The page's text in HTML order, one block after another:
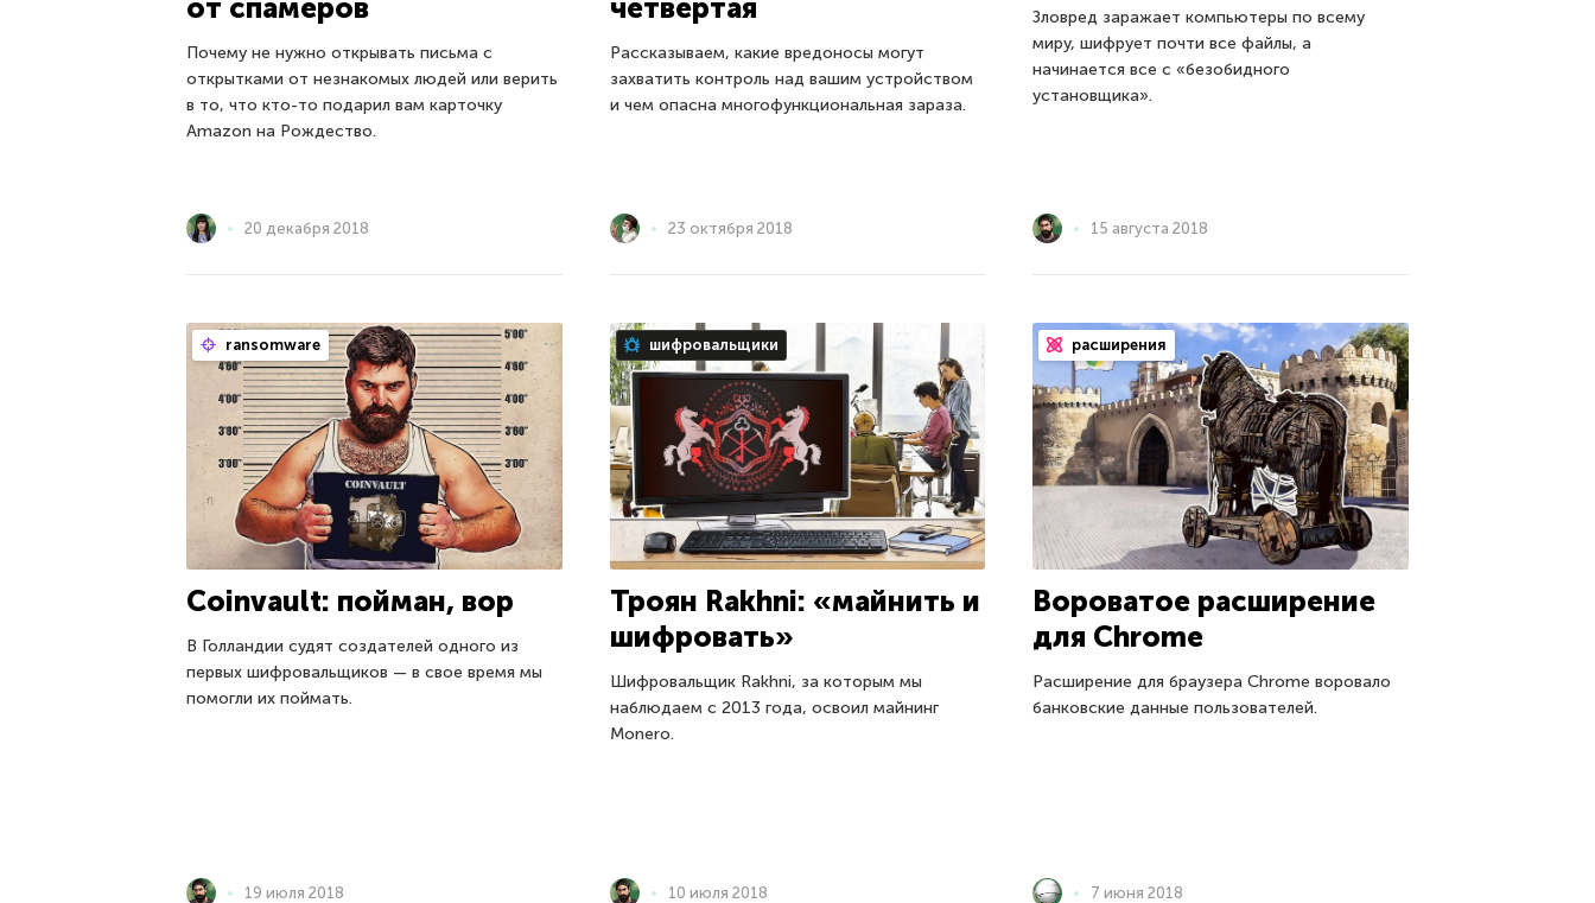
от спамеров
Почему не нужно открывать письма с
открытками от незнакомых людей или верить
в то, что кто-то подарил вам карточку
Amazon на Рождество.
20 декабря 2018
четвертая
Рассказываем, какие вредоносы могут
захватить контроль над вашим устройством
и чем опасна многофункциональная зараза.
23 октября 2018
Зловред заражает компьютеры по всему
миру, шифрует почти все файлы, а
начинается все с «безобидного
установщика».
15 августа 2018
ransomware
Coinvault: пойман, вор
В Голландии судят создателей одного из
первых шифровальщиков — в свое время мы
помогли их поймать.
19 июля 2018
шифровальщики
Троян Rakhni: «майнить и
шифровать»
Шифровальщик Rakhni, за которым мы
наблюдаем с 2013 года, освоил майнинг
Monero.
10 июля 2018
расширения
Вороватое расширение
для Chrome
Расширение для браузера Chrome воровало
банковские данные пользователей.
7 июня 2018